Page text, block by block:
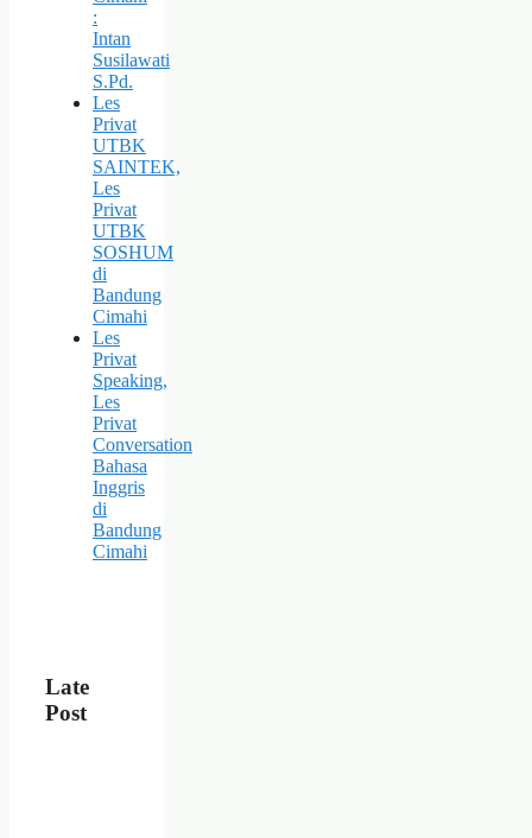
:
Intan
Susilawati
S.Pd.
Les
Privat
UTBK
SAINTEK,
Les
Privat
UTBK
SOSHUM
di
Bandung
Cimahi
Les
Privat
Speaking,
Les
Privat
Conversation
Bahasa
Inggris
di
Bandung
Cimahi
Late
Post